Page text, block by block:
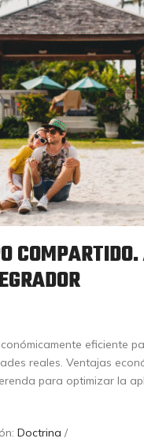
eficiente
reales. Ventajas
para optimizar la
Doctrina /